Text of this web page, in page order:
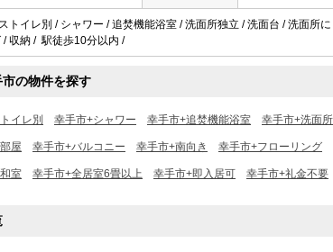
トイレ別 / シャワー / 追焚機能浴室 / 洗面所独立 / 洗面台 / 洗面所
/ 収納 / 駅徒歩10分以内 /
の物件を探す
イレ別 幸手市+シャワー 幸手市+追焚機能浴室 幸手市+洗面
屋 幸手市+バルコニー 幸手市+南向き 幸手市+フローリング
室 幸手市+全居室6畳以上 幸手市+即入居可 幸手市+礼金不要